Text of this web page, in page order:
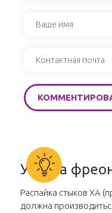
Утечка
Распайка стыков ХА
должна